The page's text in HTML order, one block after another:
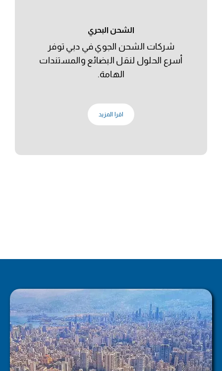
الشحن البحري
شركات الشحن الجوي في دبي توفر
أسرع الحلول لنقل البضائع والمستندات
الهامة.
اقرا المزيد